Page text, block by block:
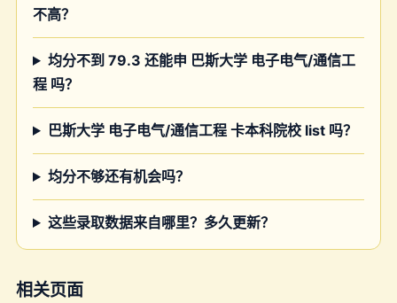
不高？
均分不到 79.3 还能申 巴斯大学 电子电气/通信工
程 吗？
巴斯大学 电子电气/通信工程 卡本科院校 list 吗？
均分不够还有机会吗？
这些录取数据来自哪里？多久更新？
相关页面